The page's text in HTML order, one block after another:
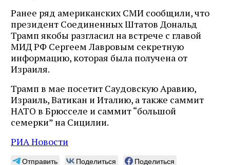
Ранее ряд американских СМИ сообщили, что
президент Соединенных Штатов Дональд
Трамп якобы разгласил на встрече с главой
МИД РФ Сергеем Лавровым секретную
информацию, которая была получена от
Израиля.
Трамп в мае посетит Саудовскую Аравию,
Израиль, Ватикан и Италию, а также саммит
НАТО в Брюсселе и саммит “большой
семерки” на Сицилии.
РИА Новости
Отправить Поделиться
Поделиться